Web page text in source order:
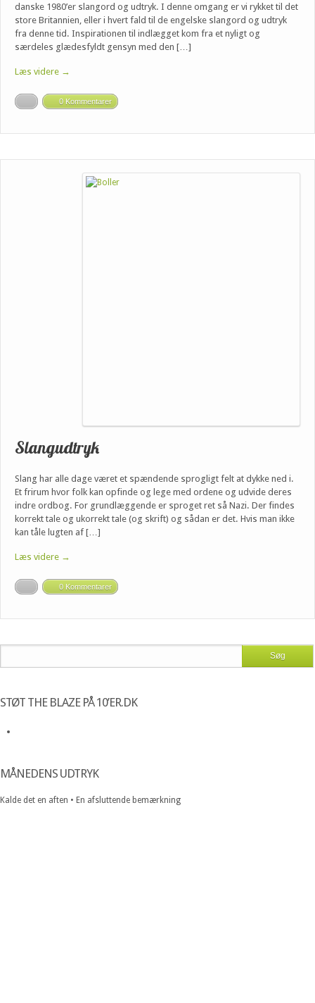
danske 1980’er slangord og udtryk. I denne omgang er vi rykket til det
store Britannien, eller i hvert fald til de engelske slangord og udtryk
fra denne tid. Inspirationen til indlægget kom fra et nyligt og
særdeles glædesfyldt gensyn med den […]
Læs videre →
0 Kommentarer
Slangudtryk
Slang har alle dage været et spændende sprogligt felt at dykke ned i.
Et frirum hvor folk kan opfinde og lege med ordene og udvide deres
indre ordbog. For grundlæggende er sproget ret så Nazi. Der findes
korrekt tale og ukorrekt tale (og skrift) og sådan er det. Hvis man ikke
kan tåle lugten af […]
Læs videre →
0 Kommentarer
STØT THE BLAZE PÅ 10’ER.DK
MÅNEDENS UDTRYK
Kalde det en aften • En afsluttende bemærkning